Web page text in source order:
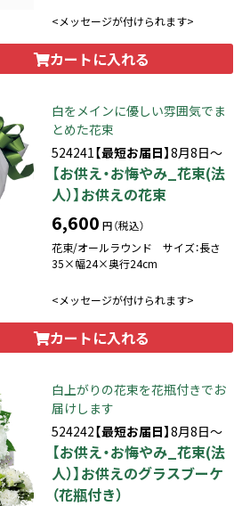
<メッセージが付けられます>
カートに入れる
白をメインに優しい雰囲気でま
とめた花束
524241【最短お届日】8月8日～
【お供え・お悔やみ_花束(法
人）】お供えの花束
6,600 円（税込）
花束/オールラウンド サイズ：長さ
35×幅24×奥行24cm
<メッセージが付けられます>
カートに入れる
白上がりの花束を花瓶付きでお
届けします
524242【最短お届日】8月8日～
【お供え・お悔やみ_花束(法
人）】お供えのグラスブーケ
（花瓶付き）